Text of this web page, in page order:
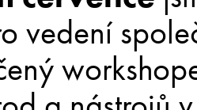
vedení